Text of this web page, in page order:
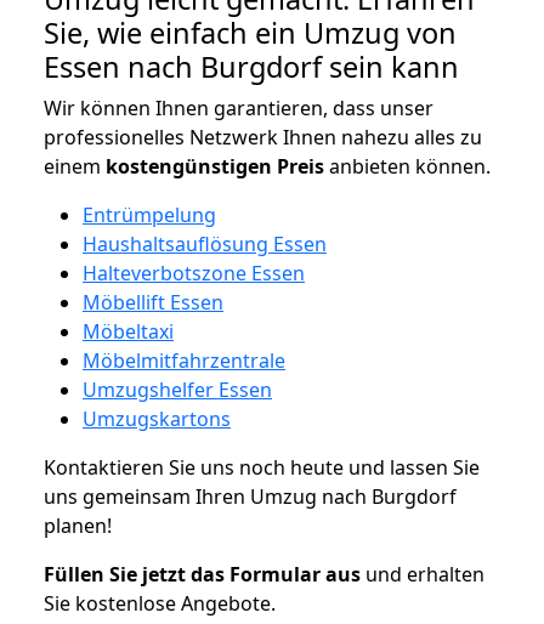
Sie, wie einfach ein Umzug von
Essen nach Burgdorf sein kann
Wir können Ihnen garantieren, dass unser
professionelles Netzwerk Ihnen nahezu alles zu
einem kostengünstigen Preisanbieten können.
Entrümpelung
Haushaltsauflösung Essen
Halteverbotszone Essen
Möbellift Essen
Möbeltaxi
Möbelmitfahrzentrale
Umzugshelfer Essen
Umzugskartons
Kontaktieren Sie uns noch heute und lassen Sie
uns gemeinsam Ihren Umzug nach Burgdorf
planen!
Füllen Sie jetzt das Formular aus und erhalten
Sie kostenlose Angebote.